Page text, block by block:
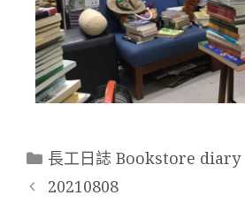
長工日誌 Bookstore diary
20210808